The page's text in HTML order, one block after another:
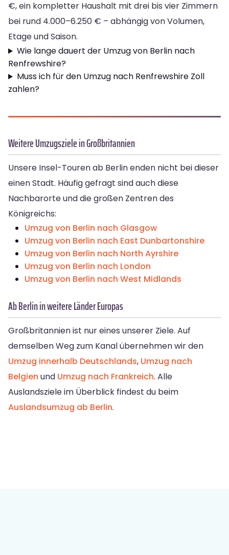
€, ein kompletter Haushalt mit drei bis vier Zimmern
bei rund 4.000–6.250 € – abhängig von Volumen,
Etage und Saison.
Wie lange dauert der Umzug von Berlin nach
Renfrewshire?
Muss ich für den Umzug nach Renfrewshire Zoll
zahlen?
Weitere Umzugsziele in Großbritannien
Unsere Insel-Touren ab Berlin enden nicht bei dieser
einen Stadt. Häufig gefragt sind auch diese
Nachbarorte und die großen Zentren des
Königreichs:
Umzug von Berlin nach Glasgow
Umzug von Berlin nach East Dunbartonshire
Umzug von Berlin nach North Ayrshire
Umzug von Berlin nach London
Umzug von Berlin nach West Midlands
Ab Berlin in weitere Länder Europas
Großbritannien ist nur eines unserer Ziele. Auf
demselben Weg zum Kanal übernehmen wir den
Umzug innerhalb Deutschlands, Umzug nach
Belgien und Umzug nach Frankreich. Alle
Auslandsziele im Überblick findest du beim
Auslandsumzug ab Berlin.